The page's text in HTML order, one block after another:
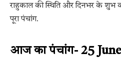
राहुकाल की स्थिति और दिनभर के शुभ
पूरा पंचांग.
आज का पंचांग- 25